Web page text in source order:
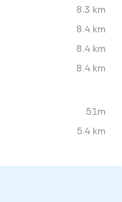
8.3 km
8.4 km
8.4 km
8.4 km
51m
5.4 km